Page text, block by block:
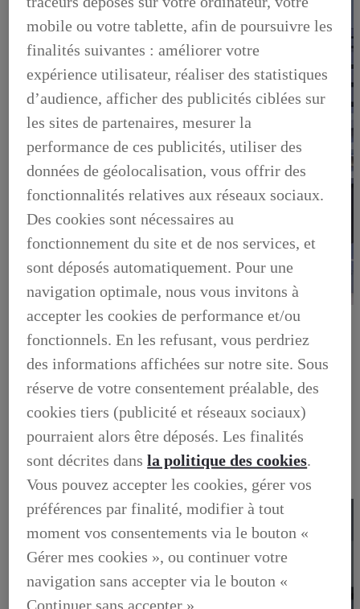
LEXUS PRÉFÉRENCE
LABELLISEES LEXUS PREFERENCE
LEXUS PRÉFÉRENCE, DECOUVREZ LES VOITURES
D'OCCASION LABELLISEES LEXUS PREFERENCE
BUSINESS
LES AVANTAGES LEXUS BUSINESS
ELECTRIFIED TESTDRIVE
ELECTRIFIED PROGRAM
NOS OFFRES DU MOMENT
NOS SOLUTIONS DE FINANCEMENT
L'HYBRIDE POUR LES PROFESSIONNELS
CONTACTEZ-NOUS
mobile ou votre tablette, afin de poursuivre les
finalités suivantes : améliorer votre
expérience utilisateur, réaliser des statistiques
d’audience, afficher des publicités ciblées sur
les sites de partenaires, mesurer la
performance de ces publicités, utiliser des
données de géolocalisation, vous offrir des
fonctionnalités relatives aux réseaux sociaux.
Des cookies sont nécessaires au
fonctionnement du site et de nos services, et
sont déposés automatiquement. Pour une
navigation optimale, nous vous invitons à
accepter les cookies de performance et/ou
fonctionnels. En les refusant, vous perdriez
des informations affichées sur notre site. Sous
réserve de votre consentement préalable, des
cookies tiers (publicité et réseaux sociaux)
pourraient alors être déposés. Les finalités
sont décrites dansla politique des cookies
Vous pouvez accepter les cookies, gérer vos
préférences par finalité, modifier à tout
moment vos consentements via le bouton «
Gérer mes cookies », ou continuer votre
navigation sans accepter via le bouton «
Continuer sans accepter ».